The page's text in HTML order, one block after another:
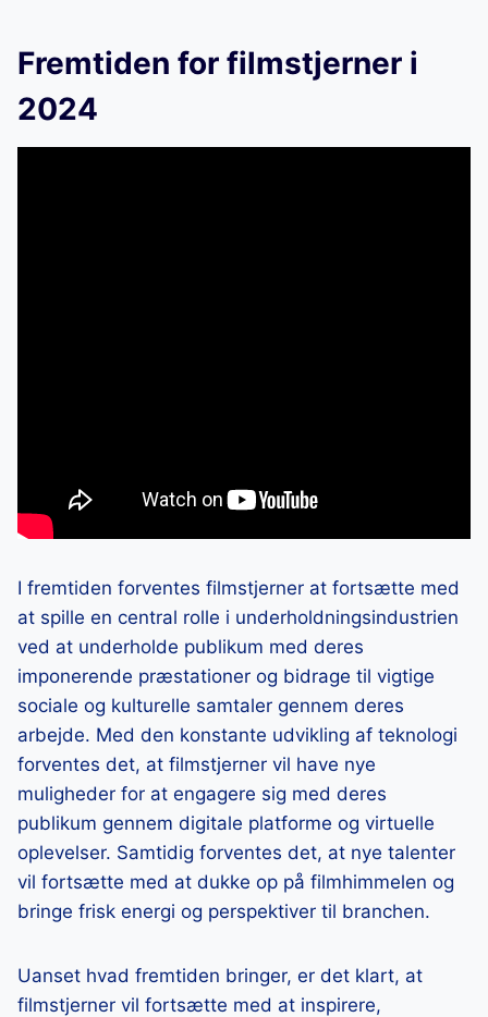
Fremtiden for filmstjerner i
2024
I fremtiden forventes filmstjerner at fortsætte med
at spille en central rolle i underholdningsindustrien
ved at underholde publikum med deres
imponerende præstationer og bidrage til vigtige
sociale og kulturelle samtaler gennem deres
arbejde. Med den konstante udvikling af teknologi
forventes det, at filmstjerner vil have nye
muligheder for at engagere sig med deres
publikum gennem digitale platforme og virtuelle
oplevelser. Samtidig forventes det, at nye talenter
vil fortsætte med at dukke op på filmhimmelen og
bringe frisk energi og perspektiver til branchen.
Uanset hvad fremtiden bringer, er det klart, at
filmstjerner vil fortsætte med at inspirere,